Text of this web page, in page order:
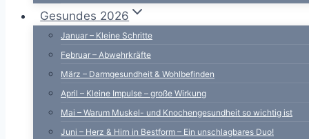
Gesundes 2026
Januar – Kleine Schritte
Februar – Abwehrkräfte
März – Darmgesundheit & Wohlbefinden
April – Kleine Impulse – große Wirkung
Mai – Warum Muskel- und Knochengesundheit so wichtig ist
Juni – Herz & Hirn in Bestform – Ein unschlagbares Duo!